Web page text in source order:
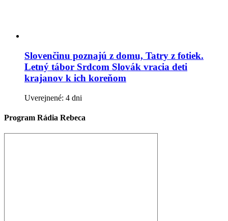
Slovenčinu poznajú z domu, Tatry z fotiek.
Letný tábor Srdcom Slovák vracia deti
krajanov k ich koreňom
Uverejnené: 4 dni
Program Rádia Rebeca